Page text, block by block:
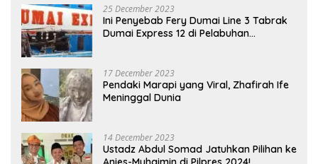
25 December 2023
Ini Penyebab Fery Dumai Line 3 Tabrak
Dumai Express 12 di Pelabuhan
17 December 2023
Pendaki Marapi yang Viral, Zhafirah Ife
Meninggal Dunia
14 December 2023
Ustadz Abdul Somad Jatuhkan Pilihan ke